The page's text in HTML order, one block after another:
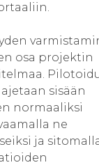
osa projektin
sisään
normaaliksi
ne
ja